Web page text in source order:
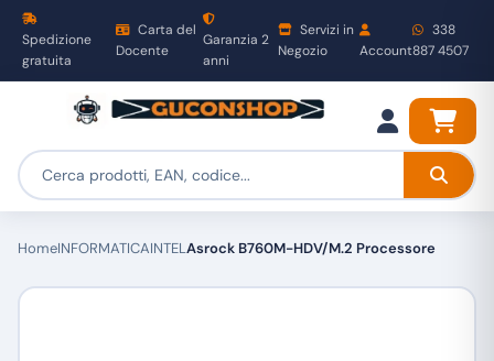
Spedizione
gratuita
Carta del
Docente
Garanzia 2
anni
Servizi in
Negozio
Account
338
887 4507
HomeINFORMATICAINTELAsrock B760M-HDV/M.2 Processore